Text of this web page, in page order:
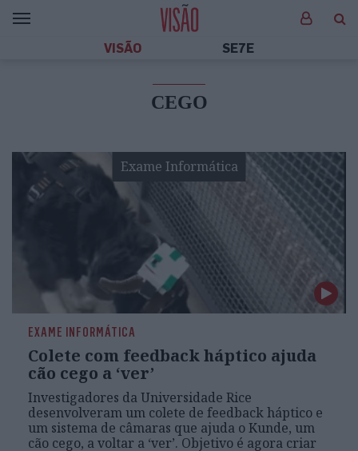
VISÃO SE7E
CEGO
Exame Informática
EXAME INFORMÁTICA
Colete com feedback háptico ajuda
cão cego a ‘ver’
Investigadores da Universidade Rice
desenvolveram um colete de feedback háptico e
um sistema de câmaras que ajuda o Kunde, um
cão cego, a voltar a ‘ver’. Objetivo é agora criar